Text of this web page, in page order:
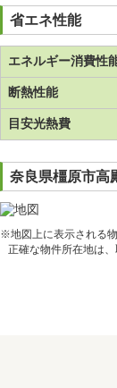
省エネ性能
エネルギー消費性
断熱性能
目安光熱費
奈良県橿原市高
※地図上に表示される
正確な物件所在地は、